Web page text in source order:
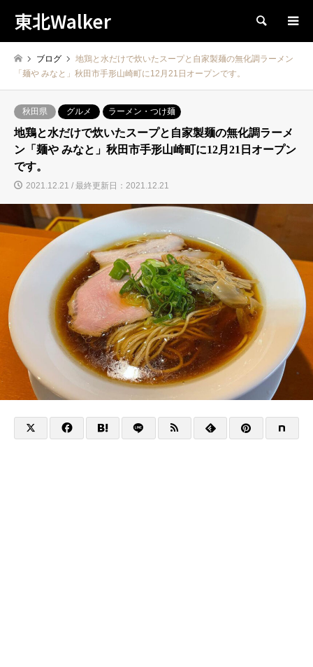
東北Walker 検索
ブログ
地鶏と水だけで炊いたスープと自家製麺の無化調ラーメン
「麺や みなと」秋田市手形山崎町に12月21日オープンです。
秋田県 グルメ ラーメン・つけ麺
地鶏と水だけで炊いたスープと自家製麺の無化調ラーメ
ン「麺や みなと」秋田市手形山崎町に12月21日オープン
です。
2021.12.21 / 最終更新日：2021.12.21